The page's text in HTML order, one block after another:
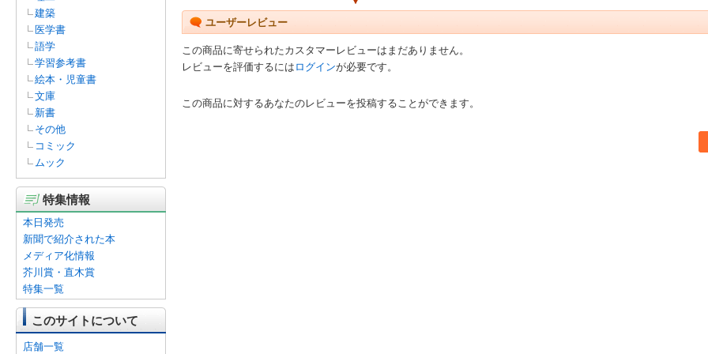
建築
医学書
語学
学習参考書
絵本・児童書
文庫
新書
その他
コミック
ムック
特集情報
本日発売
新聞で紹介された本
メディア化情報
芥川賞・直木賞
特集一覧
このサイトについて
店舗一覧
ユーザーレビュー
この商品に寄せられたカスタマーレビューはまだありません。
レビューを評価するには ログインが必要です。
この商品に対するあなたのレビューを投稿することができます。